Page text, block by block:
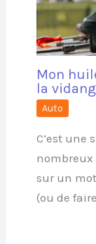
Mon
la
Auto
C’est une
sur un
(ou de